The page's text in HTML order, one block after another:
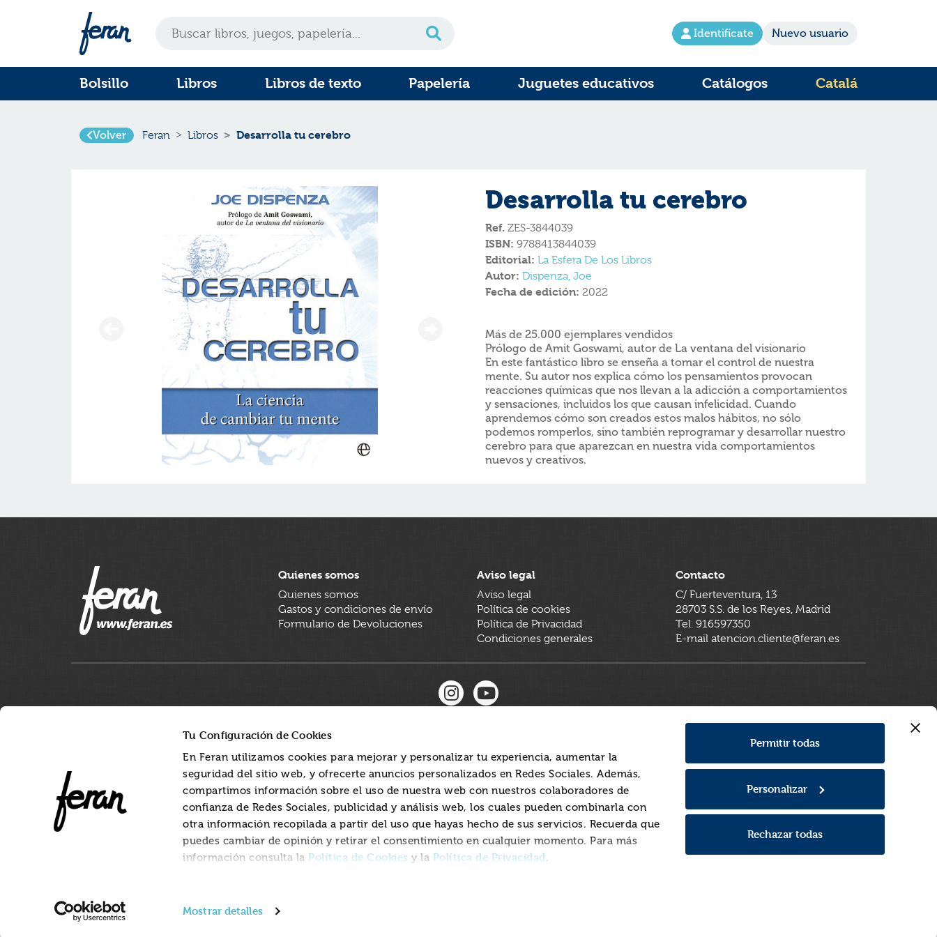
Tu Configuración de Cookies
En Feran utilizamos cookies para mejorar y personalizar tu experiencia, aumentar la
seguridad del sitio web, y ofrecerte anuncios personalizados en Redes Sociales. Además,
compartimos información sobre el uso de nuestra web con nuestros colaboradores de
confianza de Redes Sociales, publicidad y análisis web, los cuales pueden combinarla con
otra información recopilada a partir del uso que hayas hecho de sus servicios. Recuerda que
puedes cambiar de opinión y retirar el consentimiento en cualquier momento. Para más
información consulta laPolítica de Cookies y la Política de Privacidad.
Mostrar detalles
Permitir todas
Personalizar
Rechazar todas
Identifícate Nuevo usuario
Bolsillo Libros Libros de texto Papelería Juguetes educativos Catálogos Catalá
Volver Feran Libros Desarrolla tu cerebro
Desarrolla tu cerebro
Ref. ZES-3844039
ISBN: 9788413844039
Editorial: La Esfera De Los Libros
Autor: Dispenza, Joe
Fecha de edición: 2022
Más de 25.000 ejemplares vendidos
Prólogo de Amit Goswami, autor de La ventana del visionario
En este fantástico libro se enseña a tomar el control de nuestra
mente. Su autor nos explica cómo los pensamientos provocan
reacciones químicas que nos llevan a la adicción a comportamientos
y sensaciones, incluidos los que causan infelicidad. Cuando
aprendemos cómo son creados estos malos hábitos, no sólo
podemos romperlos, sino también reprogramar y desarrollar nuestro
cerebro para que aparezcan en nuestra vida comportamientos
nuevos y creativos.
Quienes somos
Quienes somos
Gastos y condiciones de envío
Formulario de Devoluciones
Aviso legal
Aviso legal
Política de cookies
Política de Privacidad
Condiciones generales
Contacto
C/ Fuerteventura, 13
28703 S.S. de los Reyes, Madrid
Tel. 916597350
E-mail atencion.cliente@feran.es